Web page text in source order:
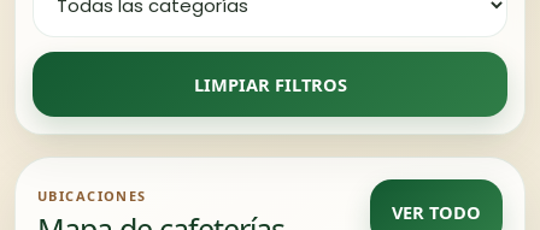
LIMPIAR FILTROS
UBICACIONES
VER TODO